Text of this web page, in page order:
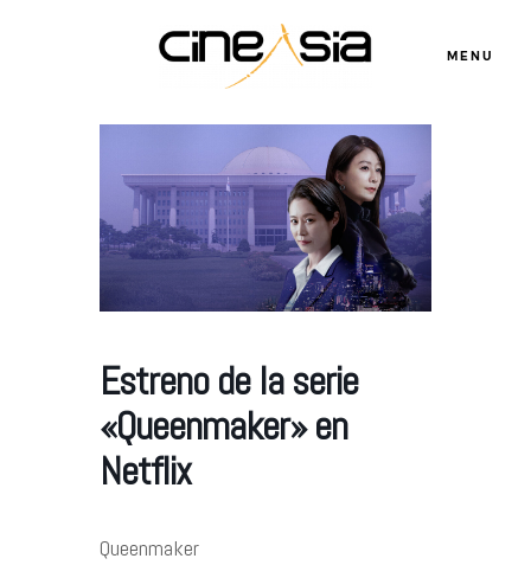
MENU
Estreno de la serie
«Queenmaker» en
Netflix
Queenmaker